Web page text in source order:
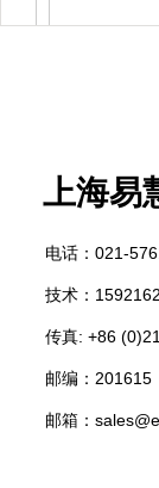
电话： 021-
技术：
传真: +86
邮编：201615
邮箱：
上海易